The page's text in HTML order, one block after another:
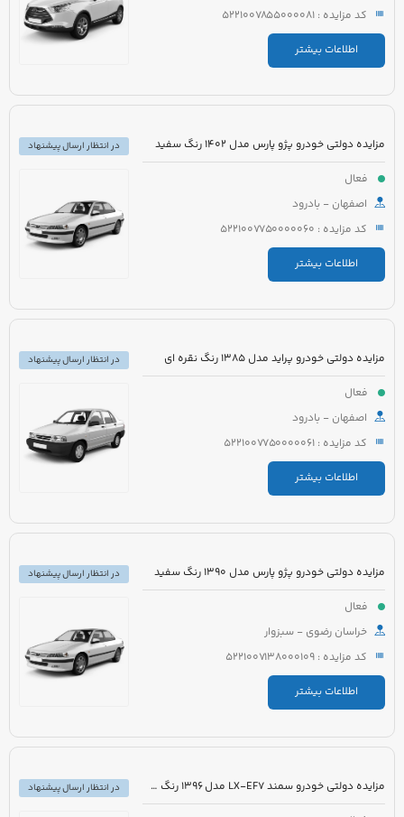
کد مزایده : 5221007855000081
اطلاعات بیشتر
مزایده دولتی خودرو پژو پارس مدل 1402 رنگ سفید
فعال
اصفهان - بادرود
کد مزایده : 5221007750000060
اطلاعات بیشتر
در انتظار ارسال پیشنهاد
مزایده دولتی خودرو پراید مدل 1385 رنگ نقره ای
فعال
اصفهان - بادرود
کد مزایده : 5221007750000061
اطلاعات بیشتر
در انتظار ارسال پیشنهاد
مزایده دولتی خودرو پژو پارس مدل 1390 رنگ سفید
فعال
خراسان رضوی - سبزوار
کد مزایده : 5221007138000109
اطلاعات بیشتر
در انتظار ارسال پیشنهاد
مزایده دولتی خودرو سمند LX-EF7 مدل 1396 رنگ سفید
در انتظار ارسال پیشنهاد